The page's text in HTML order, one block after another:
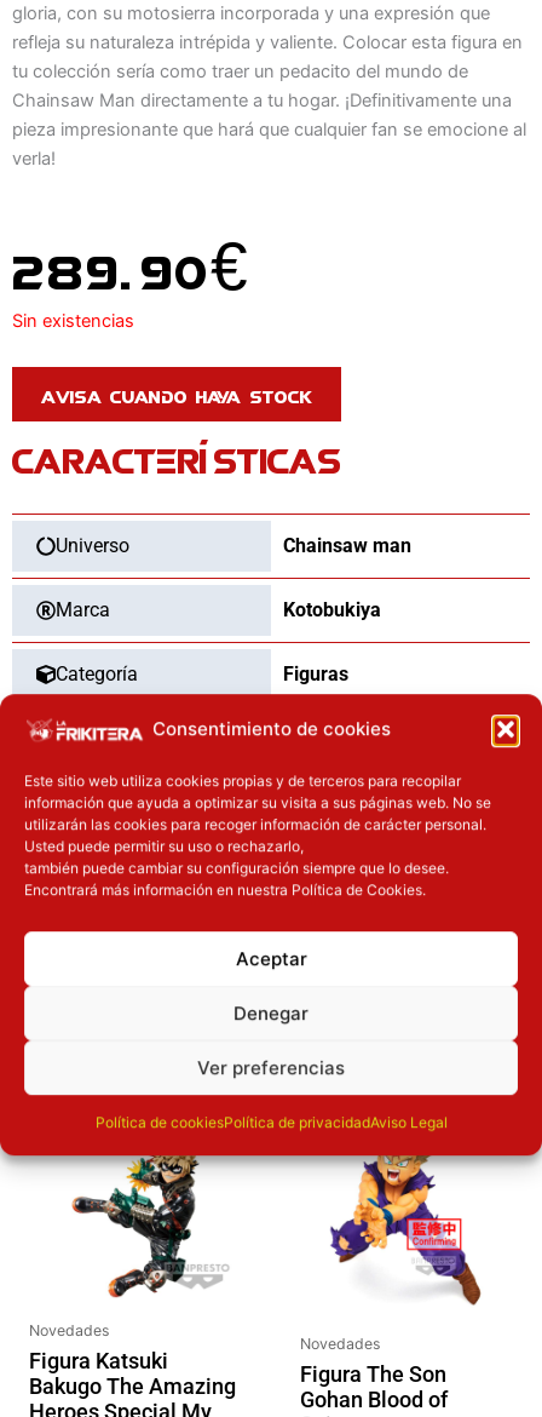
Consentimiento de cookies
Este sitio web utiliza cookies propias y de terceros para recopilar
información que ayuda a optimizar su visita a sus páginas web. No se
utilizarán las cookies para recoger información de carácter personal.
Usted puede permitir su uso o rechazarlo,
también puede cambiar su configuración siempre que lo desee.
Encontrará más información en nuestra Política de Cookies.
Aceptar
Denegar
Ver preferencias
Política de cookiesPolítica de privacidadAviso Legal
gloria, con su motosierra incorporada y una expresión que
refleja su naturaleza intrépida y valiente. Colocar esta figura en
tu colección sería como traer un pedacito del mundo de
Chainsaw Man directamente a tu hogar. ¡Definitivamente una
pieza impresionante que hará que cualquier fan se emocione al
verla!
289.90€
Sin existencias
CARACTERÍSTICAS
Universo Chainsaw man
Marca Kotobukiya
Categoría Figuras
Tipo Nuevo
Dimensiones 20cm
Material pvc
OTROS PRODUCTOS QUE TE
PUEDEN INTERESAR
Novedades
Figura Katsuki
Bakugo The Amazing
El precio original era: 32.90€.
El precio actual es: 26.32€.
Novedades
Figura The Son
Gohan Blood of